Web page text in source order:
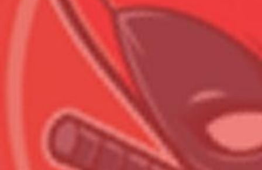
Всего позиций в корзине
Всего товара в корзине
Сумма к оплате (без